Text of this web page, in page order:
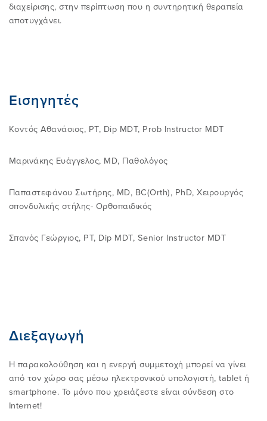
διαχείρισης, στην περίπτωση που η συντηρητική θεραπεία
αποτυγχάνει.
Εισηγητές
Κοντός Αθανάσιος, PT, Dip MDT, Prob Instructor MDT
Μαρινάκης Ευάγγελος, MD, Παθολόγος
Παπαστεφάνου Σωτήρης, MD, BC(Orth), PhD, Χειρουργός
σπονδυλικής στήλης- Ορθοπαιδικός
Σπανός Γεώργιος, PT, Dip MDT, Senior Instructor MDT
Διεξαγωγή
Η παρακολούθηση και η ενεργή συμμετοχή μπορεί να γίνει
από τον χώρο σας μέσω ηλεκτρονικού υπολογιστή, tablet ή
smartphone. Το μόνο που χρειάζεστε είναι σύνδεση στο
Internet!